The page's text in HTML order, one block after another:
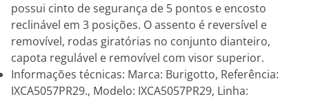
possui cinto de segurança de 5 pontos e encosto
reclinável em 3 posições. O assento é reversível e
removível, rodas giratórias no conjunto dianteiro,
capota regulável e removível com visor superior.
Informações técnicas: Marca: Burigotto, Referência:
IXCA5057PR29., Modelo: IXCA5057PR29, Linha: